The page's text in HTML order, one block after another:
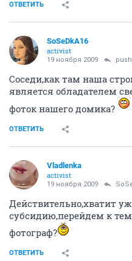
ОТВЕТИТЬ
SoSeDkA16
activist
19 ноября 2009
Соседи,как там наша
является обладателем
фоток нашего домика?
ОТВЕТИТЬ
Vladlenka
activist
19 ноября 2009
Действительно,хватит
субсидию,перейдем к
фотограф?
ОТВЕТИТЬ